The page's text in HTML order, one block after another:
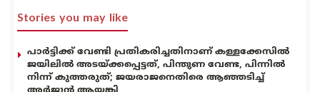
Stories you may like
പാർട്ടിക്ക് വേണ്ടി പ്രതികരിച്ചതിനാണ് കള്ളക്കേസിൽ
ജയിലിൽ അടയ്ക്കപ്പെട്ടത്, പിന്തുണ വേണ്ട, പിന്നിൽ
നിന്ന് കുത്തരുത്; ജയരാജനെതിരെ ആഞ്ഞടിച്ച്